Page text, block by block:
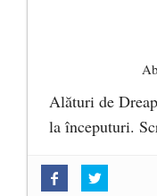
Alături de
la începuturi.
„Acum nu e